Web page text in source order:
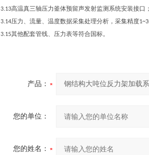
3.13高温真三轴压力釜体预留声发射监测系统安装接口；
3.14压力、流量、温度数据采集处理分析，采集精度
3.15其他配套管线、压力表等符合国标。
产品：
您的单位：
您的姓名：